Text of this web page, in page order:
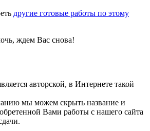
другие готовые работы по этому
ждем Вас снова!
авторской, в Интернете такой
мы можем скрыть название и
Вами работы с нашего сайта